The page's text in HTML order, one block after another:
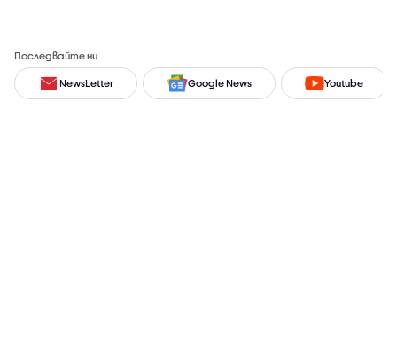
Последвайте ни
NewsLetter Google News Youtube